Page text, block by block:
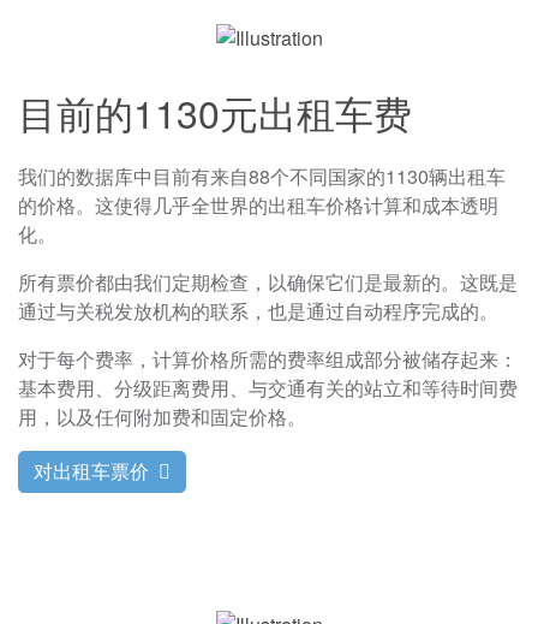
目前的1130元出租车费
我们的数据库中目前有来自88个不同国家的1130辆出租车
的价格。这使得几乎全世界的出租车价格计算和成本透明
化。
所有票价都由我们定期检查，以确保它们是最新的。这既是
通过与关税发放机构的联系，也是通过自动程序完成的。
对于每个费率，计算价格所需的费率组成部分被储存起来：
基本费用、分级距离费用、与交通有关的站立和等待时间费
用，以及任何附加费和固定价格。
对出租车票价